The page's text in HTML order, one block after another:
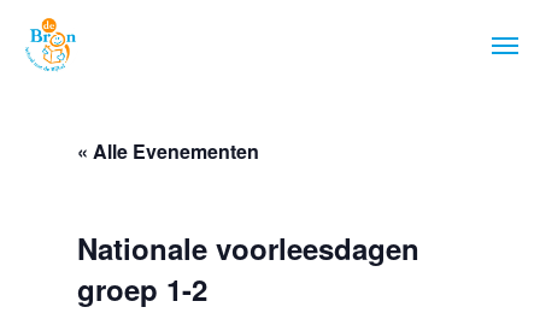
main
« Alle Evenementen
Nationale voorleesdagen
groep 1-2